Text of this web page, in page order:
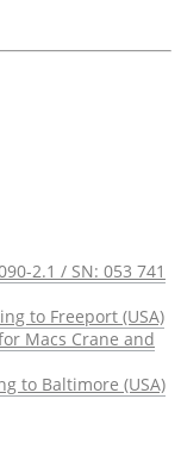
2.1 / SN: 053 741
to Freeport (USA)
Macs Crane and
to Baltimore (USA)